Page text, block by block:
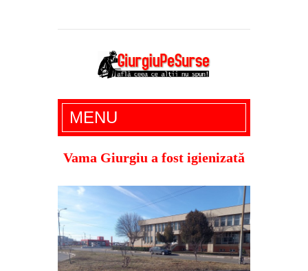
Giurgiu Pe Surse – actualitate giurgiu,
administratie giurgiu, stiri politice, social
economic, editoriale giurgiu, dezvaluiri,
MENU
Vama Giurgiu a fost igienizată